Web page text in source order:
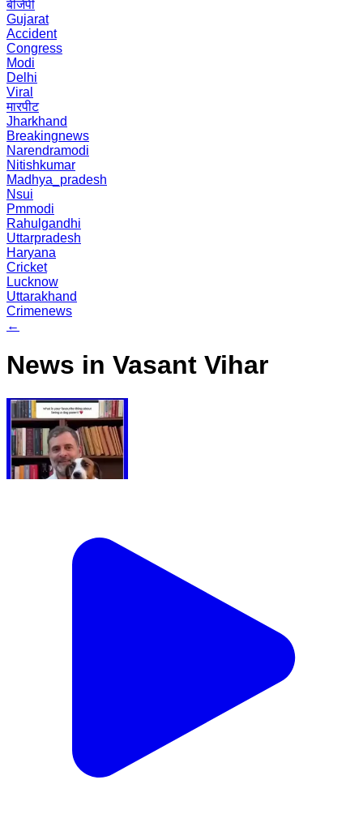
बीजेपी
Gujarat
Accident
Congress
Modi
Delhi
Viral
मारपीट
Jharkhand
Breakingnews
Narendramodi
Nitishkumar
Madhya_pradesh
Nsui
Pmmodi
Rahulgandhi
Uttarpradesh
Haryana
Cricket
Lucknow
Uttarakhand
Crimenews
←
News in Vasant Vihar